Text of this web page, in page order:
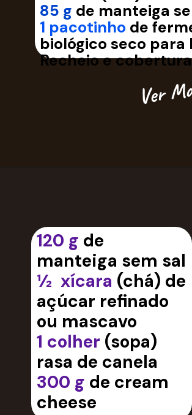
Ver
85 g de manteiga
1 pacotinho de
biológico seco para
Recheio e cobertura
120 g de
manteiga sem sal
½ xícara (chá) de
açúcar refinado
ou mascavo
1 colher (sopa)
rasa de canela
300 g de cream
cheese